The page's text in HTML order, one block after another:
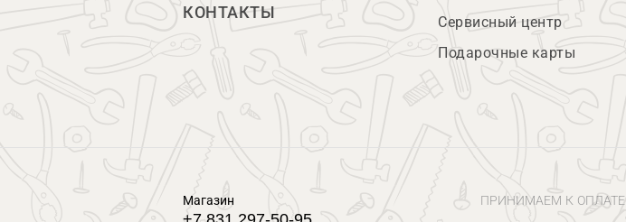
КОНТАКТЫ
Сервисный центр
Подарочные карты
Магазин ПРИНИМАЕМ К ОПЛАТЕ